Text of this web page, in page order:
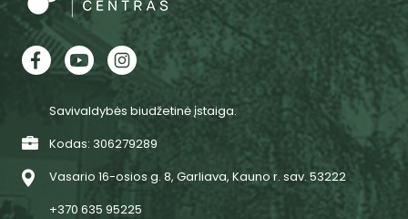
Savivaldybės biudžetinė įstaiga.
Kodas: 306279289
Vasario 16-osios g. 8, Garliava, Kauno r. sav. 53222
+370 635 95225